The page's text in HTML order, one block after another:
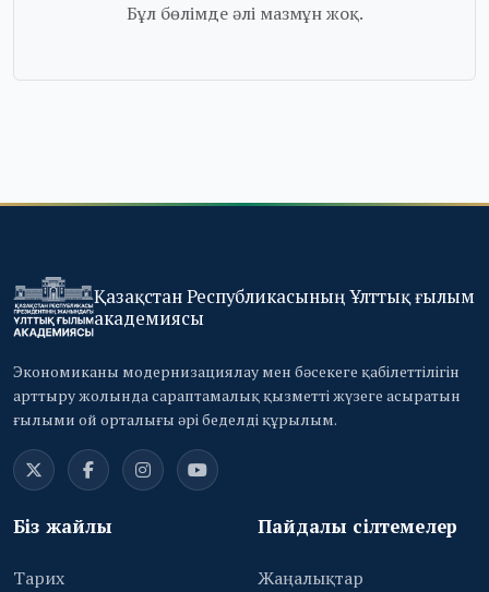
Бұл бөлімде әлі мазмұн жоқ.
Қазақстан Республикасының Ұлттық ғылым
академиясы
Экономиканы модернизациялау мен бәсекеге қабілеттілігін
арттыру жолында сараптамалық қызметті жүзеге асыратын
ғылыми ой орталығы әрі беделді құрылым.
Біз жайлы
Тарих
Пайдалы сілтемелер
Жаңалықтар